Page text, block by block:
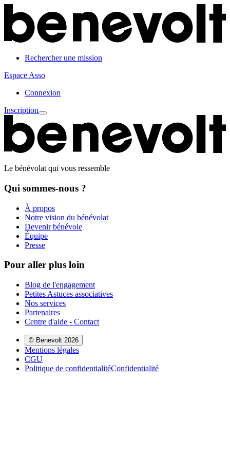
Rechercher une mission
Espace Asso
Connexion
Inscription
Le bénévolat qui vous ressemble
Qui sommes-nous ?
À propos
Notre vision du bénévolat
Devenir bénévole
Équipe
Presse
Pour aller plus loin
Blog de l'engagement
Petites Astuces associatives
Nos services
Partenaires
Centre d'aide - Contact
© Benevolt 2026
Mentions légales
CGU
Politique de confidentialitéConfidentialité